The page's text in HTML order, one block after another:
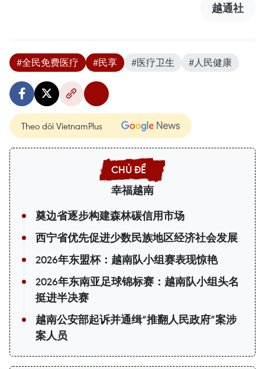
越通社
#全民免费医疗 #民享 #医疗卫生 #人民健康
Theo dõi VietnamPlus
幸福越南
奠边省逐步构建森林碳信用市场
西宁省优先促进少数民族地区经济社会发展
2026年东盟杯：越南队小组赛表现惊艳
2026年东南亚足球锦标赛：越南队小组头名
挺进半决赛
越南公安部起诉并通缉“推翻人民政府”案涉
案人员